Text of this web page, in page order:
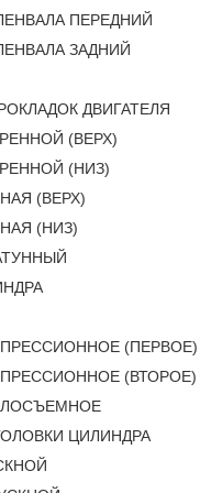
ПЕРЕДНИЙ
ЗАДНИЙ
ДВИГАТЕЛЯ
(ВЕРХ)
(НИЗ)
(ВЕРХ)
(НИЗ)
(ПЕРВОЕ)
(ВТОРОЕ)
ЦИЛИНДРА